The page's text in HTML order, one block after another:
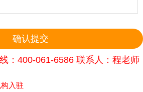
：400-061-6586 联系人：程老师
入驻